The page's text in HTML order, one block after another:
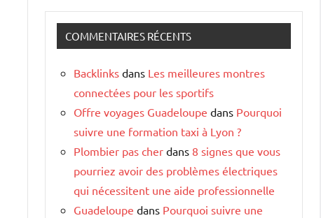
COMMENTAIRES RÉCENTS
Backlinks dans Les meilleures montres
connectées pour les sportifs
Offre voyages Guadeloupe dans Pourquoi
suivre une formation taxi à Lyon ?
Plombier pas cher dans 8 signes que vous
pourriez avoir des problèmes électriques
qui nécessitent une aide professionnelle
Guadeloupe dans Pourquoi suivre une